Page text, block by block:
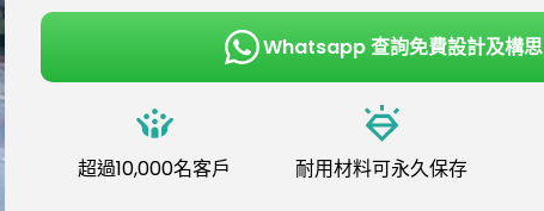
Whatsapp 查詢免費設計及構思
超過10,000名客戶 耐用材料可永久保存